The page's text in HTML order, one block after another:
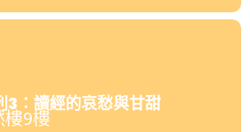
3：讀經的哀愁與甘甜
樓9樓